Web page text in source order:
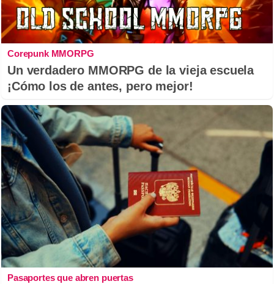
Corepunk MMORPG
Un verdadero MMORPG de la vieja escuela
¡Cómo los de antes, pero mejor!
Pasaportes que abren puertas